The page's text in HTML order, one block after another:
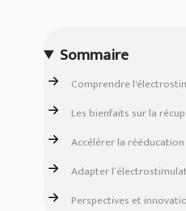
Sommaire
Comprendre
Les bienfaits sur la
Accélérer la
Adapter
Perspectives et